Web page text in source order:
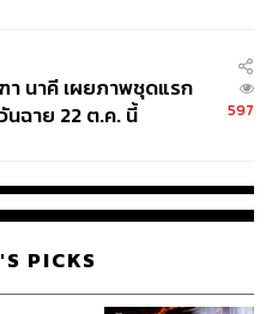
า นาคี เผยภาพชุดแรก
ฉาย 22 ต.ค. นี้
597
PICKS